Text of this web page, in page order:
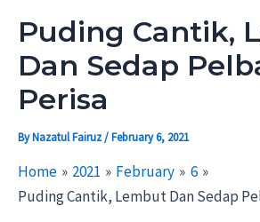
Puding Cantik,
Dan Sedap
Perisa
ByNazatul Fairuz/February 6, 2021
Home 2021 February
6
Puding Cantik, Lembut Dan Sedap